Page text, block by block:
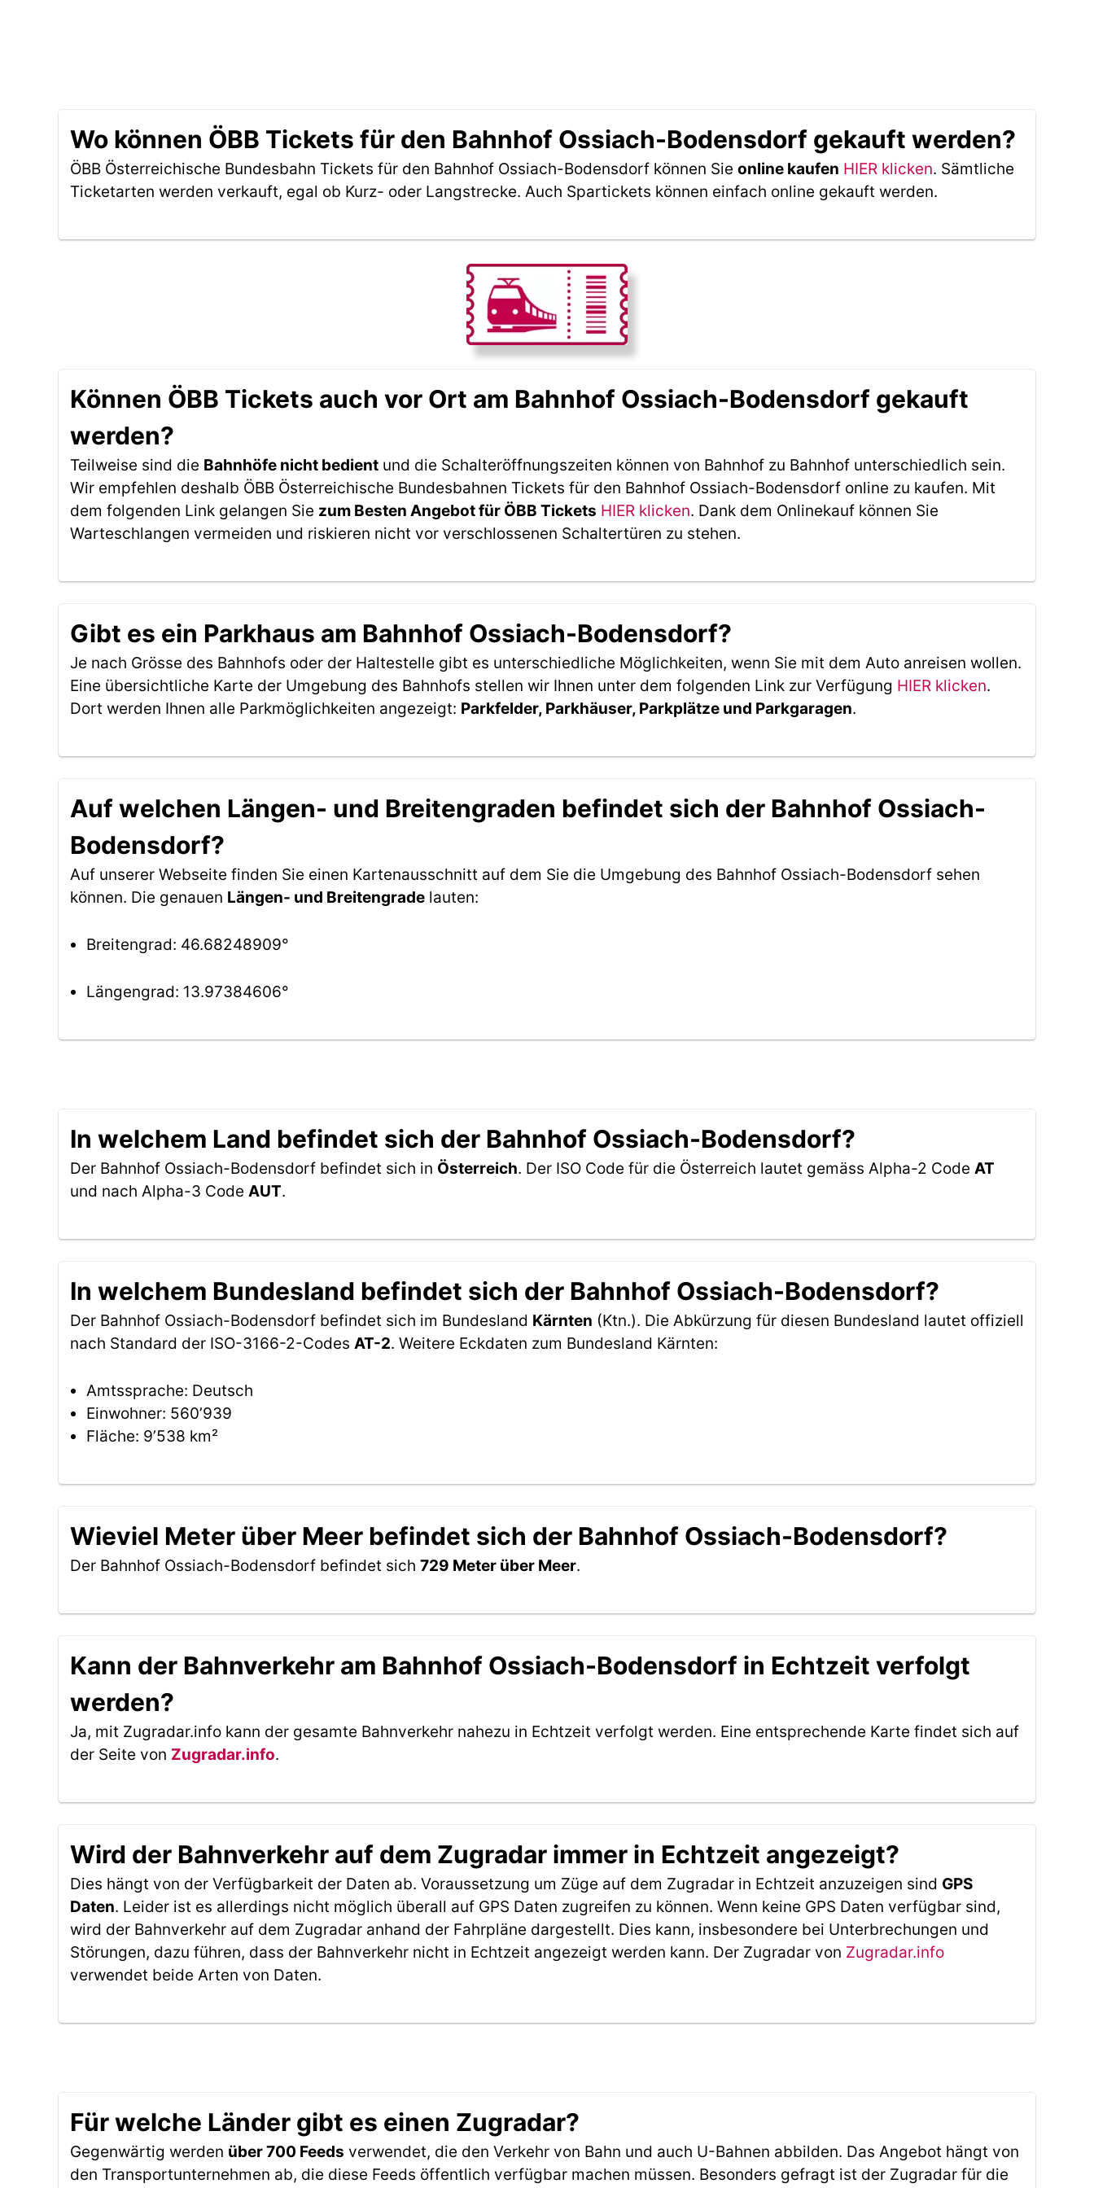
Wo können ÖBB Tickets für den Bahnhof Ossiach-Bodensdorf gekauft werden?
ÖBB Österreichische Bundesbahn Tickets für den Bahnhof Ossiach-Bodensdorf können Sie online kaufen HIER klicken. Sämtliche
Ticketarten werden verkauft, egal ob Kurz- oder Langstrecke. Auch Spartickets können einfach online gekauft werden.
Können ÖBB Tickets auch vor Ort am Bahnhof Ossiach-Bodensdorf gekauft
werden?
Teilweise sind die Bahnhöfe nicht bedient und die Schalteröffnungszeiten können von Bahnhof zu Bahnhof unterschiedlich sein.
Wir empfehlen deshalb ÖBB Österreichische Bundesbahnen Tickets für den Bahnhof Ossiach-Bodensdorf online zu kaufen. Mit
dem folgenden Link gelangen Sie zum Besten Angebot für ÖBB Tickets HIER klicken. Dank dem Onlinekauf können Sie
Warteschlangen vermeiden und riskieren nicht vor verschlossenen Schaltertüren zu stehen.
Gibt es ein Parkhaus am Bahnhof Ossiach-Bodensdorf?
Je nach Grösse des Bahnhofs oder der Haltestelle gibt es unterschiedliche Möglichkeiten, wenn Sie mit dem Auto anreisen wollen.
Eine übersichtliche Karte der Umgebung des Bahnhofs stellen wir Ihnen unter dem folgenden Link zur Verfügung HIER klicken.
Dort werden Ihnen alle Parkmöglichkeiten angezeigt: Parkfelder, Parkhäuser, Parkplätze und Parkgaragen.
Auf welchen Längen- und Breitengraden befindet sich der Bahnhof Ossiach-
Bodensdorf?
Auf unserer Webseite finden Sie einen Kartenausschnitt auf dem Sie die Umgebung des Bahnhof Ossiach-Bodensdorf sehen
können. Die genauen Längen- und Breitengrade lauten:
Breitengrad: 46.68248909°
Längengrad: 13.97384606°
In welchem Land befindet sich der Bahnhof Ossiach-Bodensdorf?
Der Bahnhof Ossiach-Bodensdorf befindet sich in Österreich. Der ISO Code für die Österreich lautet gemäss Alpha-2 Code AT
und nach Alpha-3 Code AUT.
In welchem Bundesland befindet sich der Bahnhof Ossiach-Bodensdorf?
Der Bahnhof Ossiach-Bodensdorf befindet sich im Bundesland Kärnten (Ktn.). Die Abkürzung für diesen Bundesland lautet offiziell
nach Standard der ISO-3166-2-Codes AT-2. Weitere Eckdaten zum Bundesland Kärnten:
Amtssprache: Deutsch
Einwohner: 560’939
Fläche: 9’538 km²
Wieviel Meter über Meer befindet sich der Bahnhof Ossiach-Bodensdorf?
Der Bahnhof Ossiach-Bodensdorf befindet sich 729 Meter über Meer.
Kann der Bahnverkehr am Bahnhof Ossiach-Bodensdorf in Echtzeit verfolgt
werden?
Ja, mit Zugradar.info kann der gesamte Bahnverkehr nahezu in Echtzeit verfolgt werden. Eine entsprechende Karte findet sich auf
der Seite von Zugradar.info.
Wird der Bahnverkehr auf dem Zugradar immer in Echtzeit angezeigt?
Dies hängt von der Verfügbarkeit der Daten ab. Voraussetzung um Züge auf dem Zugradar in Echtzeit anzuzeigen sind GPS
Daten. Leider ist es allerdings nicht möglich überall auf GPS Daten zugreifen zu können. Wenn keine GPS Daten verfügbar sind,
wird der Bahnverkehr auf dem Zugradar anhand der Fahrpläne dargestellt. Dies kann, insbesondere bei Unterbrechungen und
Störungen, dazu führen, dass der Bahnverkehr nicht in Echtzeit angezeigt werden kann. Der Zugradar von Zugradar.info
verwendet beide Arten von Daten.
Für welche Länder gibt es einen Zugradar?
Gegenwärtig werden über 700 Feeds verwendet, die den Verkehr von Bahn und auch U-Bahnen abbilden. Das Angebot hängt von
den Transportunternehmen ab, die diese Feeds öffentlich verfügbar machen müssen. Besonders gefragt ist der Zugradar für die